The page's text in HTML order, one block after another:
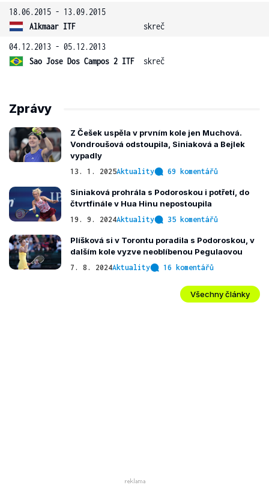
18.06.2015 - 13.09.2015
Alkmaar ITF
skreč
04.12.2013 - 05.12.2013
Sao Jose Dos Campos 2 ITF
skreč
Zprávy
Z Češek uspěla v prvním kole jen Muchová.
Vondroušová odstoupila, Siniaková a Bejlek
vypadly
13. 1. 2025Aktuality 69 komentářů
Siniaková prohrála s Podoroskou i potřetí, do
čtvrtfinále v Hua Hinu nepostoupila
19. 9. 2024Aktuality 35 komentářů
Plíšková si v Torontu poradila s Podoroskou, v
dalším kole vyzve neoblíbenou Pegulaovou
7. 8. 2024Aktuality 16 komentářů
Všechny články